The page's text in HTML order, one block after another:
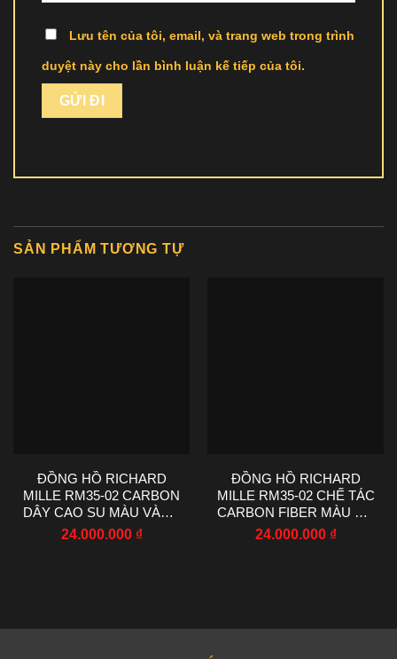
Lưu tên của tôi, email, và trang web trong trình
duyệt này cho lần bình luận kế tiếp của tôi.
SẢN PHẨM TƯƠNG TỰ
ĐỒNG HỒ RICHARD
MILLE RM35-02 CARBON
DÂY CAO SU MÀU VÀNG
R7 FACTORY 44.5X50MM
24.000.000 ₫
ĐỒNG HỒ RICHARD
MILLE RM35-02 CHẾ TÁC
CARBON FIBER MÀU ĐỎ
NHÀ MÁY RM
24.000.000 ₫